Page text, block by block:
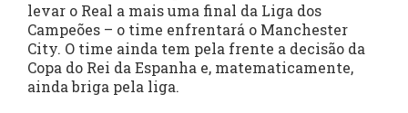
levar o Real a mais uma final da Liga dos
Campeões – o time enfrentará o Manchester
City. O time ainda tem pela frente a decisão da
Copa do Rei da Espanha e, matematicamente,
ainda briga pela liga.